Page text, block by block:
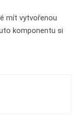
mít vytvořenou
komponentu si